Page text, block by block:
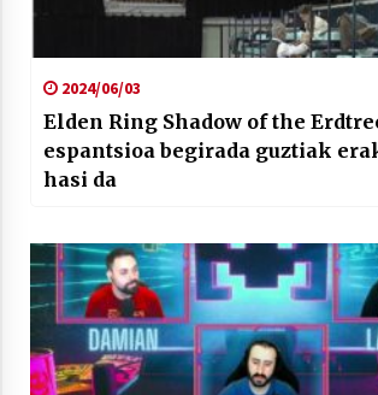
2024/06/03
Elden Ring Shadow of the
espantsioa begirada guztiak
hasi da